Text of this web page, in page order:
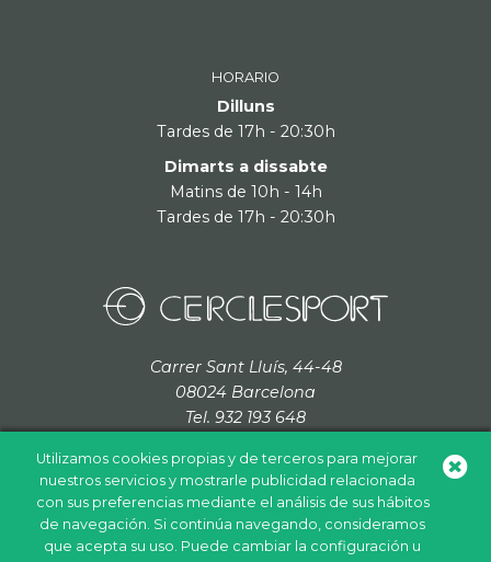
Utilizamos cookies propias y de terceros para mejorar
nuestros servicios y mostrarle publicidad relacionada
con sus preferencias mediante el análisis de sus hábitos
de navegación. Si continúa navegando, consideramos
que acepta su uso. Puede cambiar la configuración u
HORARIO
Dilluns
Tardes de 17h - 20:30h
Dimarts a dissabte
Matins de 10h - 14h
Tardes de 17h - 20:30h
Carrer Sant Lluís, 44-48
08024 Barcelona
Tel. 932 193 648
Política de cookies Política de privacidad Aviso legal